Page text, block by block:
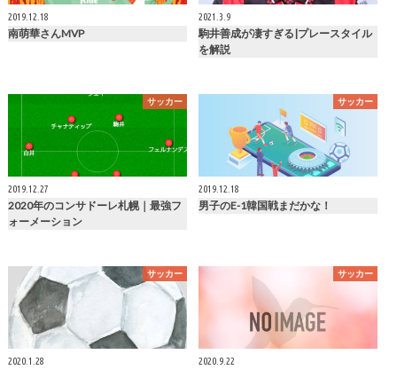
2019.12.18
南萌華さんMVP
2021.3.9
駒井善成が凄すぎる|プレースタイル
を解説
サッカー
2019.12.27
2020年のコンサドーレ札幌｜最強フ
ォーメーション
サッカー
2019.12.18
男子のE-1韓国戦まだかな！
サッカー
2020.1.28
サッカー
2020.9.22